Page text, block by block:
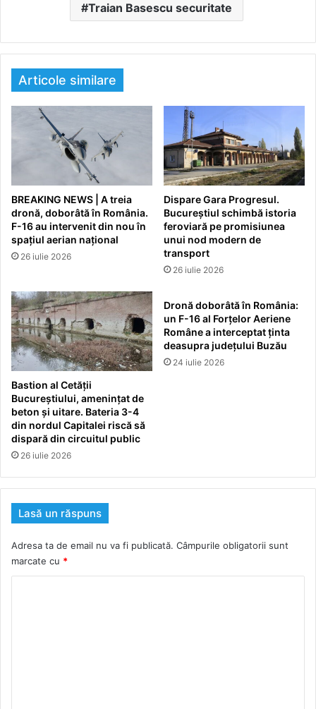
Traian Basescu securitate
Articole similare
BREAKING NEWS | A treia
dronă, doborâtă în România.
F-16 au intervenit din nou în
spațiul aerian național
26 iulie 2026
Dispare Gara Progresul.
Bucureștiul schimbă istoria
feroviară pe promisiunea
unui nod modern de
transport
26 iulie 2026
Bastion al Cetății
Bucureștiului, amenințat de
beton și uitare. Bateria 3-4
din nordul Capitalei riscă să
dispară din circuitul public
26 iulie 2026
Dronă doborâtă în România:
un F-16 al Forțelor Aeriene
Române a interceptat ținta
deasupra județului Buzău
24 iulie 2026
Lasă un răspuns
Adresa ta de email nu va fi publicată. Câmpurile obligatorii sunt
marcate cu *